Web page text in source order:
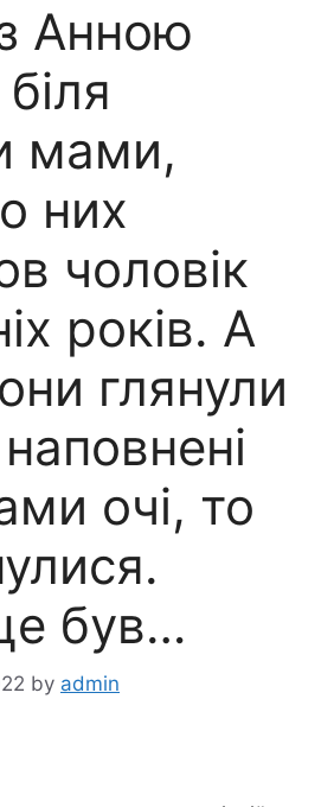
Анною
мами,
них
чоловік
років. А
глянули
очі, то
був…
by admin